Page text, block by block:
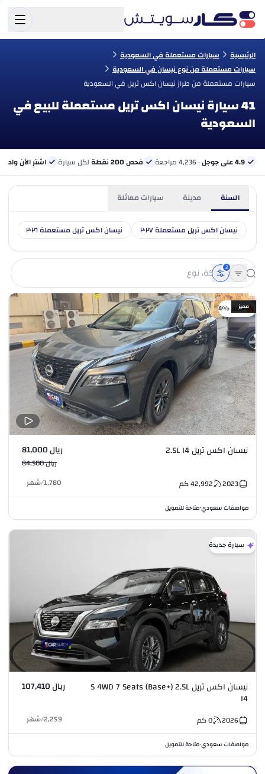
الرئيسية
سيارات مستعملة في السعودية
سيارات مستعملة من نوع نيسان في السعودية
سيارات مستعملة من طراز نيسان اكس تريل في السعودية
41 سيارة نيسان اكس تريل مستعملة للبيع في
السعودية
4.9 على جوجل · 4,236 مراجعة فحص 200 نقطة لكل سيارة اشترِ الآن
السنة مدينة سيارات مماثلة
نيسان اكس تريل مستعملة ٢٠٢٧ نيسان اكس تريل مستعملة ٢٠٢٦
2
خصم %4مميز
نيسان اكس تريل 2.5L I4 ريال 81,000
ريال 84,500
2023
42,992كم 1,780
/شهر
مواصفات سعودي•متاحة للتمويل
سيارة جديدة
نيسان اكس تريل S 4WD 7 Seats (Base+) 2.5L
I4
ريال 107,410
2026
0كم 2,259
/شهر
مواصفات سعودي•متاحة للتمويل